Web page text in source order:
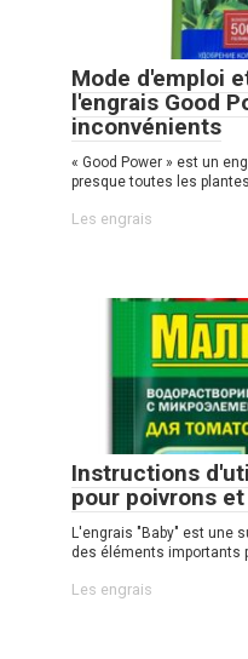
Mode d'emploi
l'engrais Good
inconvénients
« Good Power » est un
presque toutes les
Les engrais
Instructions
pour poivrons
L'engrais "Baby" est une
des éléments importants
Les engrais